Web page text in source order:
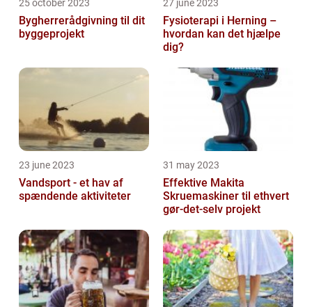
25 october 2023
Bygherrerådgivning til dit
byggeprojekt
27 june 2023
Fysioterapi i Herning –
hvordan kan det hjælpe
dig?
23 june 2023
Vandsport - et hav af
spændende aktiviteter
31 may 2023
Effektive Makita
Skruemaskiner til ethvert
gør-det-selv projekt